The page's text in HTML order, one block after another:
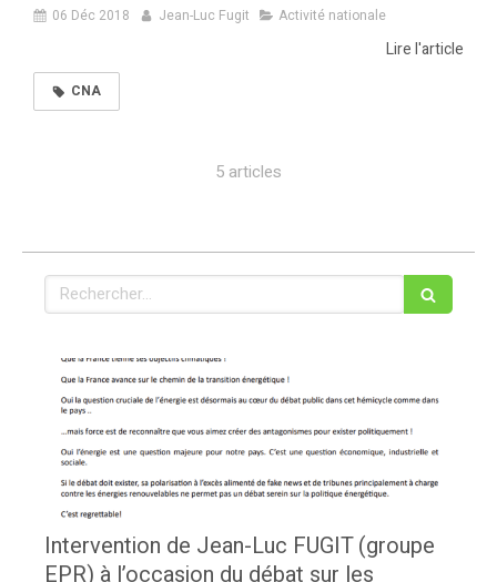
06 Déc 2018 Jean-Luc Fugit Activité nationale
Lire l'article
CNA
5 articles
Rechercher
Intervention de Jean-Luc FUGIT (groupe
EPR) à l’occasion du débat sur les